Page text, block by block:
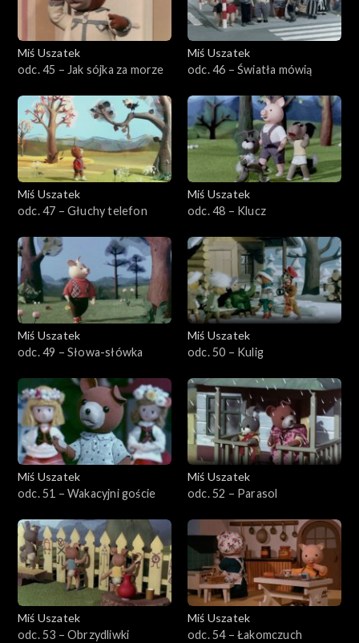
Miś Uszatek
odc. 45 – Jak sójka za morze
Miś Uszatek
odc. 46 – Światła mówią
Miś Uszatek
odc. 47 – Głuchy telefon
Miś Uszatek
odc. 48 – Klucz
Miś Uszatek
odc. 49 – Słowa-słówka
Miś Uszatek
odc. 50 – Kulig
Miś Uszatek
odc. 51 – Wakacyjni goście
Miś Uszatek
odc. 52 – Parasol
Miś Uszatek
odc. 53 – Obrzydliwki
Miś Uszatek
odc. 54 – Łakomczuch